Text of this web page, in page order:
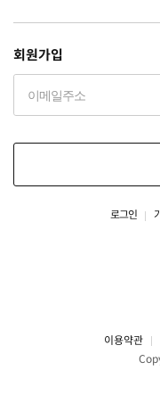
회원가입
로그인
이용약관